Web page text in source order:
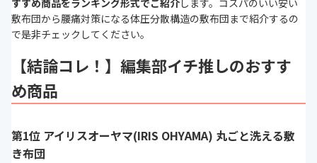
すすめ商品をランキング形式でご紹介します。コスパのいい安い
敷布団から腰痛対策になる体圧分散構造の敷布団まで紹介するの
で是非チェックしてください。
【結論コレ！】編集部イチ推しのおすす
め商品
第1位 アイリスオーヤマ(IRIS OHYAMA) 丸ごと洗える敷
き布団